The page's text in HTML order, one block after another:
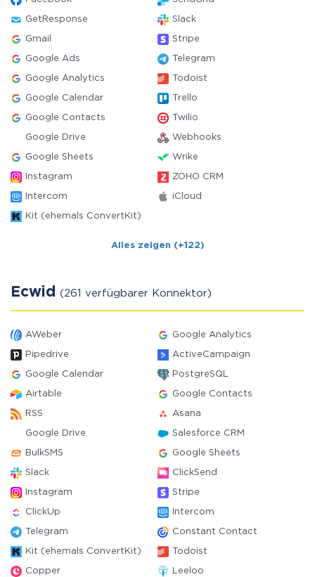
GetResponse Slack
Gmail Stripe
Google Ads Telegram
Google Analytics Todoist
Google Calendar Trello
Google Contacts Twilio
Google Drive Webhooks
Google Sheets Wrike
Instagram ZOHO CRM
Intercom iCloud
Kit (ehemals ConvertKit)
Alles zeigen (+122)
Ecwid (261 verfügbarer Konnektor)
AWeber Google Analytics
Pipedrive ActiveCampaign
Google Calendar PostgreSQL
Airtable Google Contacts
RSS Asana
Google Drive Salesforce CRM
BulkSMS Google Sheets
Slack ClickSend
Instagram Stripe
ClickUp Intercom
Telegram Constant Contact
Kit (ehemals ConvertKit) Todoist
Copper Leeloo